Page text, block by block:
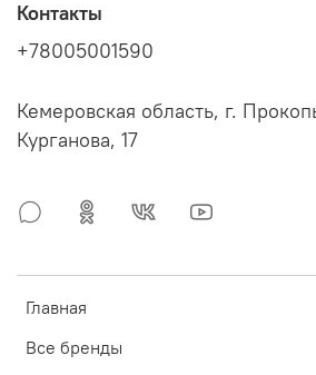
Главная
Все бренды
Контакты
+78005001590
Кемеровская область, г.
Курганова, 17